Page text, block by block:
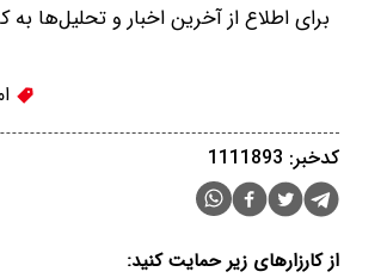
برای اطلاع از آخرین اخبار و تحلیل‌ها به
کدخبر: 1111893
از کارزارهای زیر حمایت کنید: